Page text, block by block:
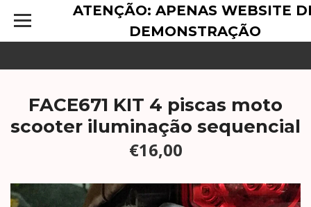
ATENÇÃO: APENAS WEBSITE
DEMONSTRAÇÃO
FACE671 KIT 4 piscas moto
scooter iluminação sequencial
€16,00